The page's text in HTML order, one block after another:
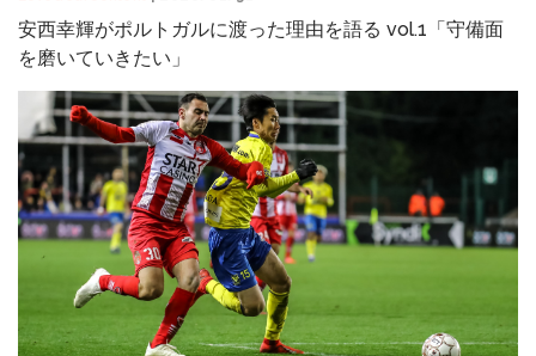
安西幸輝がポルトガルに渡った理由を語る vol.1「守備面
を磨いていきたい」